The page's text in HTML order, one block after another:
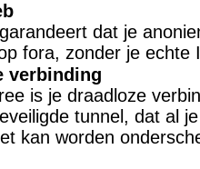
dat je
fora, zonder je echte
verbinding
is je draadloze
tunnel, dat al
kan worden